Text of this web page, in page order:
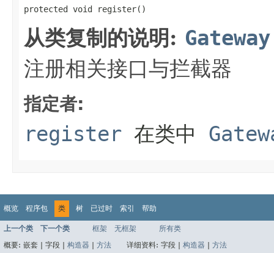
protected void register()
从类复制的说明: Gateway
注册相关接口与拦截器
指定者:
register 在类中
概览 程序包 类 树 已过时 索引 帮助
上一个类 下一个类 框架 无框架
所有类
概要: 嵌套 | 字段 | 构造器 方法 详细资料: 字段 | 构造器 方法